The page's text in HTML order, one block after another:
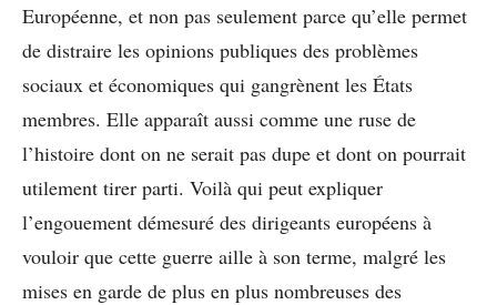
Européenne, et non pas seulement parce qu’elle permet
de distraire les opinions publiques des problèmes
sociaux et économiques qui gangrènent les États
membres. Elle apparaît aussi comme une ruse de
l’histoire dont on ne serait pas dupe et dont on pourrait
utilement tirer parti. Voilà qui peut expliquer
l’engouement démesuré des dirigeants européens à
vouloir que cette guerre aille à son terme, malgré les
mises en garde de plus en plus nombreuses des